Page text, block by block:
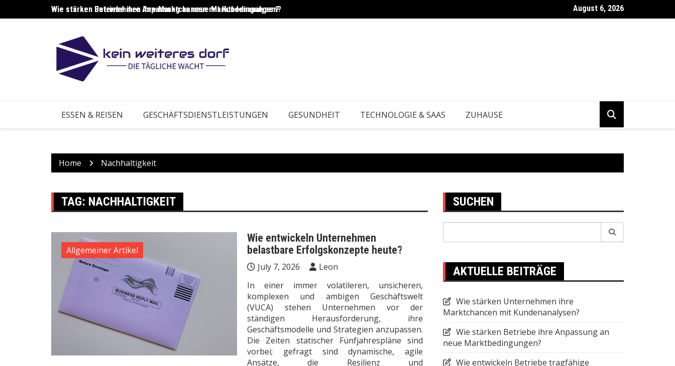
to
Wie stärken Unternehmen ihre Marktchancen mit Kundenanalysen?
Wie stärken Betriebe ihre Anpassung an neue Marktbedingungen? Wie entwickeln Betriebe tragfähige Geschäftsentscheidungen?
August 6, 2026
ESSEN & REISEN GESCHÄFTSDIENSTLEISTUNGEN GESUNDHEIT TECHNOLOGIE & SAAS ZUHAUSE
Home Nachhaltigkeit
TAG: NACHHALTIGKEIT
Allgemeiner Artikel
Wie entwickeln Unternehmen
belastbare Erfolgskonzepte heute?
July 7, 2026
Leon
In einer immer volatileren, unsicheren,
komplexen und ambigen Geschäftswelt
(VUCA) stehen Unternehmen vor der
ständigen Herausforderung, ihre
Geschäftsmodelle und Strategien anzupassen.
Die Zeiten statischer Fünfjahrespläne sind
vorbei; gefragt sind dynamische, agile
Ansätze, die Resilienz und
SUCHEN
AKTUELLE BEITRÄGE
Wie stärken Unternehmen ihre
Marktchancen mit Kundenanalysen?
Wie stärken Betriebe ihre Anpassung an
neue Marktbedingungen?
Wie entwickeln Betriebe tragfähige